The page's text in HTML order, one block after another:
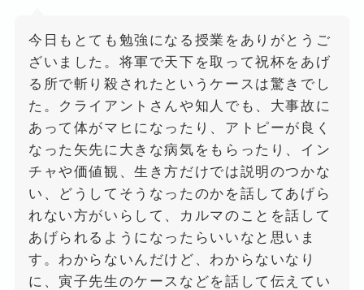
今日もとても勉強になる授業をありがとうご
ざいました。将軍で天下を取って祝杯をあげ
る所で斬り殺されたというケースは驚きでし
た。クライアントさんや知人でも、大事故に
あって体がマヒになったり、アトピーが良く
なった矢先に大きな病気をもらったり、イン
チャや価値観、生き方だけでは説明のつかな
い、どうしてそうなったのかを話してあげら
れない方がいらして、カルマのことを話して
あげられるようになったらいいなと思いま
す。わからないんだけど、わからないなり
に、寅子先生のケースなどを話して伝えてい